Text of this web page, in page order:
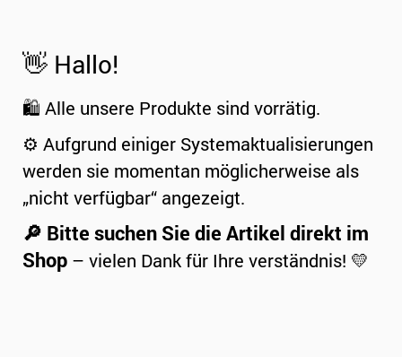
👋 Hallo!
🛍️ Alle unsere Produkte sind vorrätig.
⚙️ Aufgrund einiger Systemaktualisierungen
werden sie momentan möglicherweise als
„nicht verfügbar“ angezeigt.
🔎 Bitte suchen Sie die Artikel direkt im
Shop – vielen Dank für Ihre verständnis! 💛